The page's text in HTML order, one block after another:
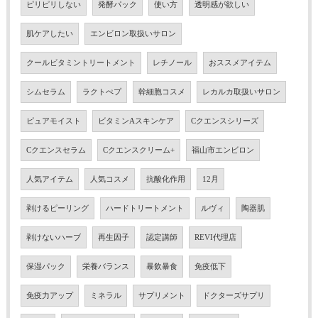
ピリピリしない 発酵パック 使い方 透明感が欲しい
肌ケアしたい エンビロン取扱いサロン
クールビタミントリートメント レチノール おススメアイテム
シムセラム ラクトぺプ 幹細胞コスメ レカルカ取扱いサロン
ピュアモイスト ビタミンAスキンケア Cクエンスシリーズ
Cクエンスセラム Cクエンスクリーム+ 福山市エンビロン
人気アイテム 人気コスメ 抗酸化作用 12月
剥けるピーリング ハードトリートメント ルヴィ 陶器肌
剥けないハーブ 再生因子 認定講師 REVI代理店
保湿パック 栄養バランス 暴飲暴食 免疫低下
免疫力アップ ミネラル サプリメント ドクターズサプリ